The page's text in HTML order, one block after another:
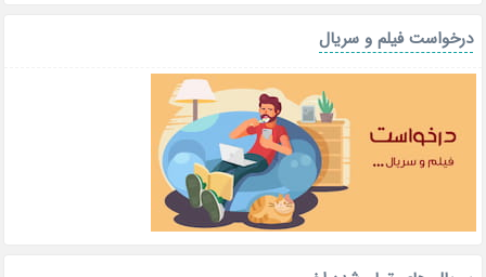
درخواست فیلم و سریال